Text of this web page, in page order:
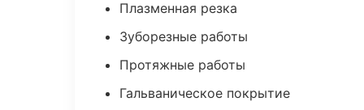
Плазменная резка
Зуборезные работы
Протяжные работы
Гальваническое покрытие